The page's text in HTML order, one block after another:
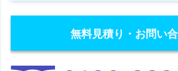
無料見積り・お問い